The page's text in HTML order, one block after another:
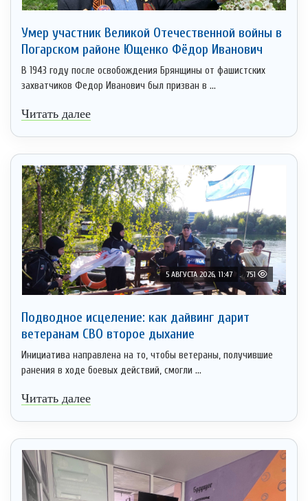
Умер участник Великой Отечественной войны в
Погарском районе Ющенко Фёдор Иванович
В 1943 году после освобождения Брянщины от фашистских
захватчиков Федор Иванович был призван в ...
Читать далее
5 АВГУСТА 2026, 11:47 751
Подводное исцеление: как дайвинг дарит
ветеранам СВО второе дыхание
Инициатива направлена на то, чтобы ветераны, получившие
ранения в ходе боевых действий, смогли ...
Читать далее